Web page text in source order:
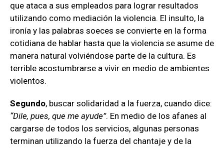
que ataca a sus empleados para lograr resultados
utilizando como mediación la violencia. El insulto, la
ironía y las palabras soeces se convierte en la forma
cotidiana de hablar hasta que la violencia se asume de
manera natural volviéndose parte de la cultura. Es
terrible acostumbrarse a vivir en medio de ambientes
violentos.
Segundo, buscar solidaridad a la fuerza, cuando dice:
“Dile, pues, que me ayude”. En medio de los afanes al
cargarse de todos los servicios, algunas personas
terminan utilizando la fuerza del chantaje y de la